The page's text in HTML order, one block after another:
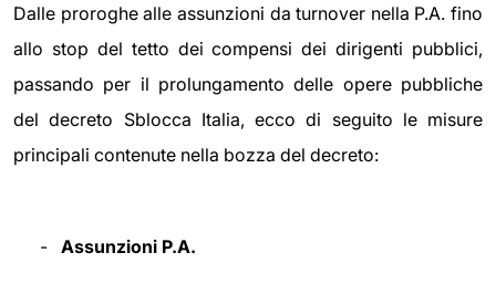
Dalle proroghe alle assunzioni da turnover nella P.A. fino
allo stop del tetto dei compensi dei dirigenti pubblici,
passando per il prolungamento delle opere pubbliche
del decreto Sblocca Italia, ecco di seguito le misure
principali contenute nella bozza del decreto:
- Assunzioni P.A.